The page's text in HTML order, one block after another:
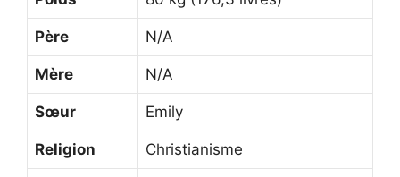
Père N/A
Mère N/A
Sœur Emily
Religion Christianisme